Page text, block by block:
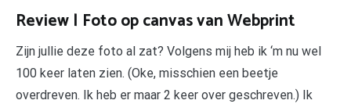
Review | Foto op canvas van Webprint
Zijn jullie deze foto al zat? Volgens mij heb ik ‘m nu wel
100 keer laten zien. (Oke, misschien een beetje
overdreven. Ik heb er maar 2 keer over geschreven.) Ik